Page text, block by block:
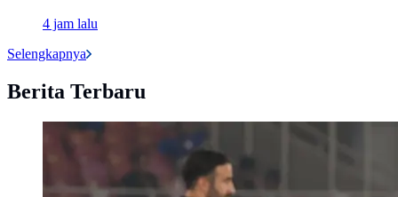
4 jam lalu
Selengkapnya
Berita Terbaru